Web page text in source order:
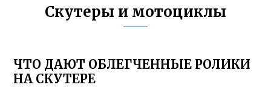
Скутеры и мотоциклы
ЧТО ДАЮТ ОБЛЕГЧЕННЫЕ РОЛИКИ
НА СКУТЕРЕ